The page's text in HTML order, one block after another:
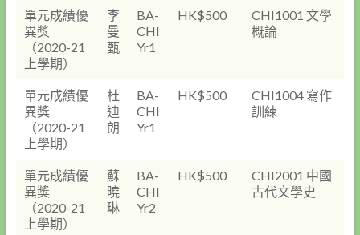
單元成績優
異獎
（2020-21
上學期）
李
曼
甄
BA-
CHI
Yr1
HK$500
CHI1001 文學
概論
單元成績優
異獎
（2020-21
上學期）
杜
迪
朗
BA-
CHI
Yr1
HK$500
CHI1004 寫作
訓練
單元成績優
異獎
（2020-21
上學期）
蘇
曉
琳
BA-
CHI
Yr2
HK$500
CHI2001 中國
古代文學史